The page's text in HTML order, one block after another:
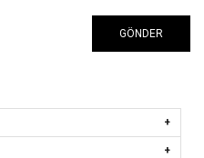
GÖNDER